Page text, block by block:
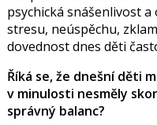
psychická snášenlivost
stresu, neúspěchu,
dovednost dnes děti
Říká se, že dnešní děti
v minulosti nesměly
správný balanc?